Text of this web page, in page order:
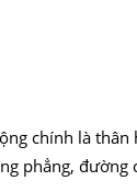
chính là
phẳng,